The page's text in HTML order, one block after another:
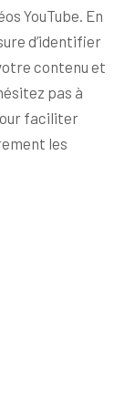
YouTube. En
d’identifier
contenu et
pas à
faciliter
les